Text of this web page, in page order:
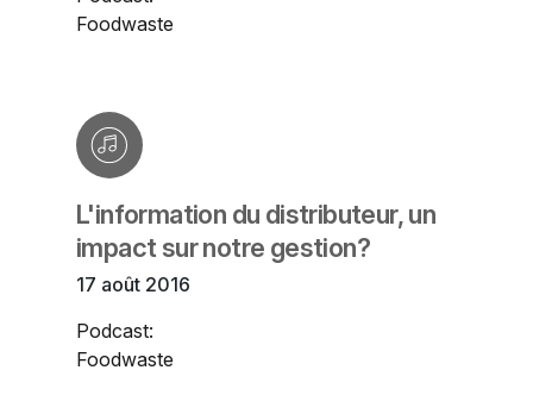
Foodwaste
L'information du distributeur, un
impact sur notre gestion?
17 août 2016
Podcast:
Foodwaste